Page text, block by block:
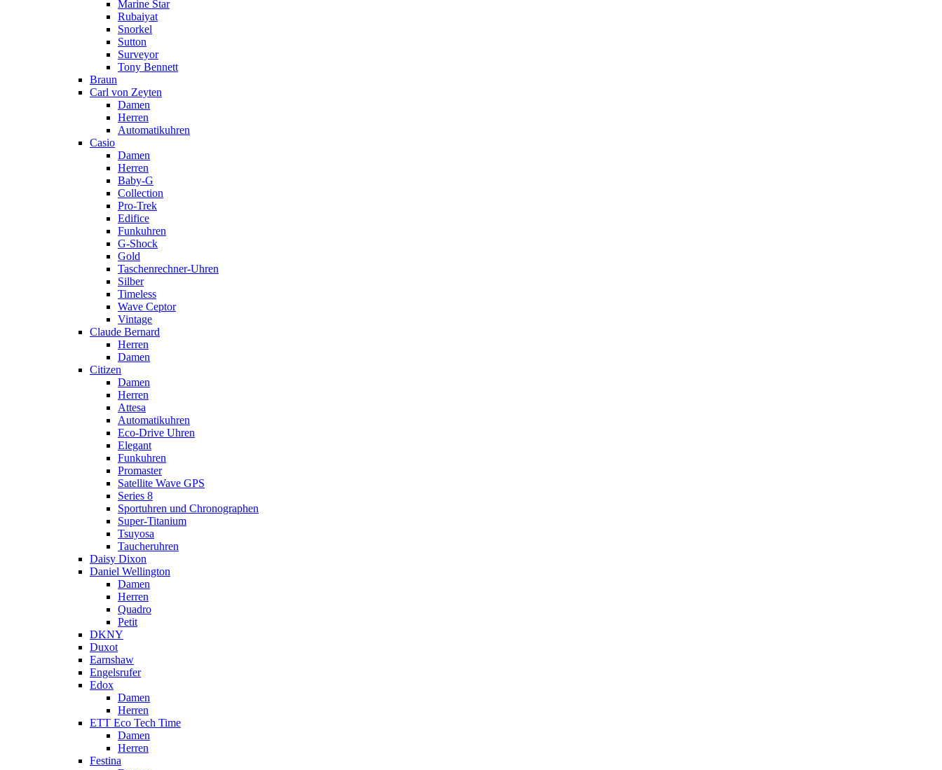
Marine Star
Rubaiyat
Snorkel
Sutton
Surveyor
Tony Bennett
Braun
Carl von Zeyten
Damen
Herren
Automatikuhren
Casio
Damen
Herren
Baby-G
Collection
Pro-Trek
Edifice
Funkuhren
G-Shock
Gold
Taschenrechner-Uhren
Silber
Timeless
Wave Ceptor
Vintage
Claude Bernard
Herren
Damen
Citizen
Damen
Herren
Attesa
Automatikuhren
Eco-Drive Uhren
Elegant
Funkuhren
Promaster
Satellite Wave GPS
Series 8
Sportuhren und Chronographen
Super-Titanium
Tsuyosa
Taucheruhren
Daisy Dixon
Daniel Wellington
Damen
Herren
Quadro
Petit
DKNY
Duxot
Earnshaw
Engelsrufer
Edox
Damen
Herren
ETT Eco Tech Time
Damen
Herren
Festina